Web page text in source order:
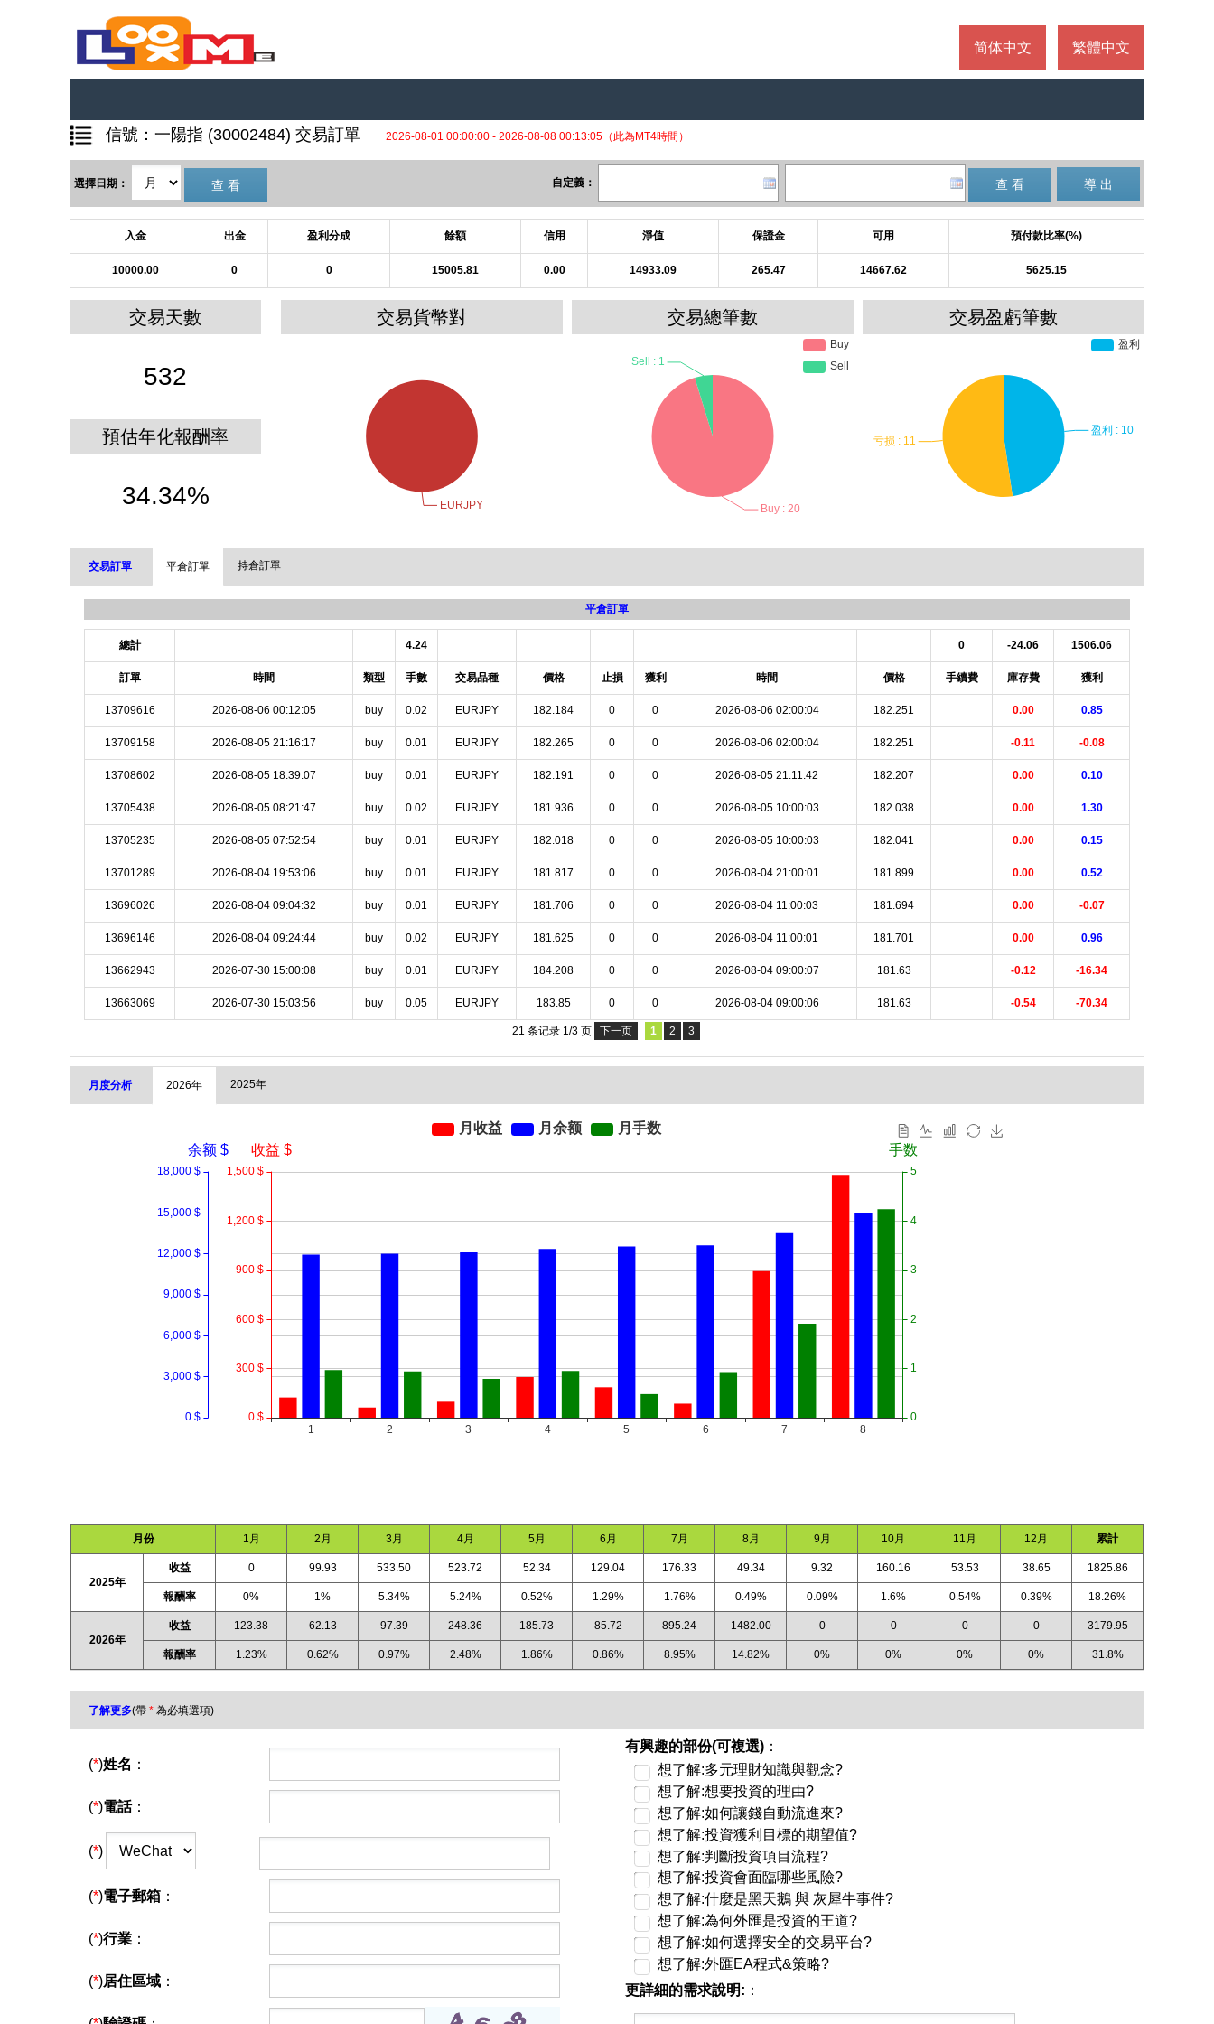
简体中文 繁體中文
信號：一陽指 (30002484) 交易訂單 2026-08-01 00:00:00 - 2026-08-08 00:13:05（此為MT4時間）
選擇日期： 自定義： -
入金 出金 盈利分成 餘額 信用 淨值 保證金 可用 預付款比率(%)
10000.00 0 0 15005.81 0.00 14933.09 265.47 14667.62 5625.15
交易天數
532
預估年化報酬率
34.34%
交易貨幣對 交易總筆數 交易盈虧筆數
交易訂單 平倉訂單 持倉訂單
平倉訂單
總計 4.24 0 -24.06 1506.06
訂單 時間 類型 手數 交易品種 價格 止損 獲利 時間 價格 手續費 庫存費 獲利
13709616 2026-08-06 00:12:05 buy 0.02 EURJPY 182.184 0 0 2026-08-06 02:00:04 182.251 0.00 0.85
13709158 2026-08-05 21:16:17 buy 0.01 EURJPY 182.265 0 0 2026-08-06 02:00:04 182.251 -0.11 -0.08
13708602 2026-08-05 18:39:07 buy 0.01 EURJPY 182.191 0 0 2026-08-05 21:11:42 182.207 0.00 0.10
13705438 2026-08-05 08:21:47 buy 0.02 EURJPY 181.936 0 0 2026-08-05 10:00:03 182.038 0.00 1.30
13705235 2026-08-05 07:52:54 buy 0.01 EURJPY 182.018 0 0 2026-08-05 10:00:03 182.041 0.00 0.15
13701289 2026-08-04 19:53:06 buy 0.01 EURJPY 181.817 0 0 2026-08-04 21:00:01 181.899 0.00 0.52
13696026 2026-08-04 09:04:32 buy 0.01 EURJPY 181.706 0 0 2026-08-04 11:00:03 181.694 0.00 -0.07
13696146 2026-08-04 09:24:44 buy 0.02 EURJPY 181.625 0 0 2026-08-04 11:00:01 181.701 0.00 0.96
13662943 2026-07-30 15:00:08 buy 0.01 EURJPY 184.208 0 0 2026-08-04 09:00:07 181.63 -0.12 -16.34
13663069 2026-07-30 15:03:56 buy 0.05 EURJPY 183.85 0 0 2026-08-04 09:00:06 181.63 -0.54 -70.34
21 条记录 1/3 页 下一页 1 2 3
月度分析 2026年 2025年
月份 1月 2月 3月 4月 5月 6月 7月 8月 9月 10月 11月 12月 累計
2025年
收益 0 99.93 533.50 523.72 52.34 129.04 176.33 49.34 9.32 160.16 53.53 38.65 1825.86
報酬率 0% 1% 5.34% 5.24% 0.52% 1.29% 1.76% 0.49% 0.09% 1.6% 0.54% 0.39% 18.26%
2026年
收益 123.38 62.13 97.39 248.36 185.73 85.72 895.24 1482.00 0 0 0 0 3179.95
報酬率 1.23% 0.62% 0.97% 2.48% 1.86% 0.86% 8.95% 14.82% 0% 0% 0% 0% 31.8%
了解更多(帶 * 為必填選項)
(*)姓名 ：
(*)電話：
(*)
(*)電子郵箱 ：
(*)行業 ：
(*)居住區域 ：
有興趣的部份(可複選) ：
想了解:多元理財知識與觀念?
想了解:想要投資的理由?
想了解:如何讓錢自動流進來?
想了解:投資獲利目標的期望值?
想了解:判斷投資項目流程?
想了解:投資會面臨哪些風險?
想了解:什麼是黑天鵝 與 灰犀牛事件?
想了解:為何外匯是投資的王道?
想了解:如何選擇安全的交易平台?
想了解:外匯EA程式&策略?
更詳細的需求說明: ：